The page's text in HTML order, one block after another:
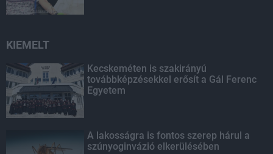
KIEMELT
Kecskeméten is szakirányú
továbbképzésekkel erősít a Gál Ferenc
Egyetem
A lakosságra is fontos szerep hárul a
szúnyoginvázió elkerülésében